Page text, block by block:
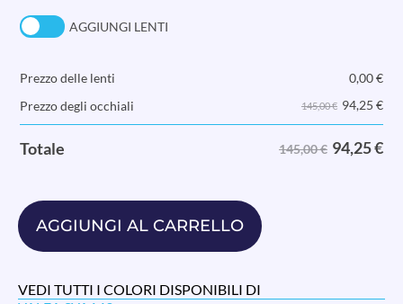
AGGIUNGI LENTI
Prezzo delle lenti 0,00€
Prezzo degli occhiali
145,00 € 94,25 €
Totale 145,00 € 94,25€
AGGIUNGI AL CARRELLO
VEDI TUTTI I COLORI DISPONIBILI DI